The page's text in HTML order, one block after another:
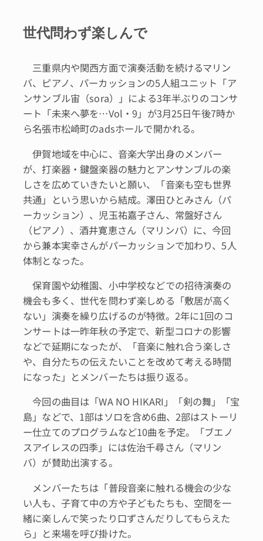
世代問わず楽しんで
三重県内や関西方面で演奏活動を続けるマリン
バ、ピアノ、パーカッションの5人組ユニット「ア
ンサンブル宙（sora）」による3年半ぶりのコンサ
ート「未来へ夢を…Vol・9」が3月25日午後7時か
ら名張市松崎町のadsホールで開かれる。
伊賀地域を中心に、音楽大学出身のメンバー
が、打楽器・鍵盤楽器の魅力とアンサンブルの楽
しさを広めていきたいと願い、「音楽も空も世界
共通」という思いから結成。澤田ひとみさん（パ
ーカッション）、児玉祐嘉子さん、常盤好さん
（ピアノ）、酒井寛恵さん（マリンバ）に、今回
から兼本実幸さんがパーカッションで加わり、5人
体制となった。
保育園や幼稚園、小中学校などでの招待演奏の
機会も多く、世代を問わず楽しめる「敷居が高く
ない」演奏を繰り広げるのが特徴。2年に1回のコ
ンサートは一昨年秋の予定で、新型コロナの影響
などで延期になったが、「音楽に触れ合う楽しさ
や、自分たちの伝えたいことを改めて考える時間
になった」とメンバーたちは振り返る。
今回の曲目は「WA NO HIKARI」「剣の舞」「宝
島」などで、1部はソロを含め6曲、2部はストーリ
ー仕立てのプログラムなど10曲を予定。「ブエノ
スアイレスの四季」には佐治千尋さん（マリン
バ）が賛助出演する。
メンバーたちは「普段音楽に触れる機会の少な
い人も、子育て中の方や子どもたちも、空間を一
緒に楽しんで笑ったり口ずさんだりしてもらえた
ら」と来場を呼び掛けた。